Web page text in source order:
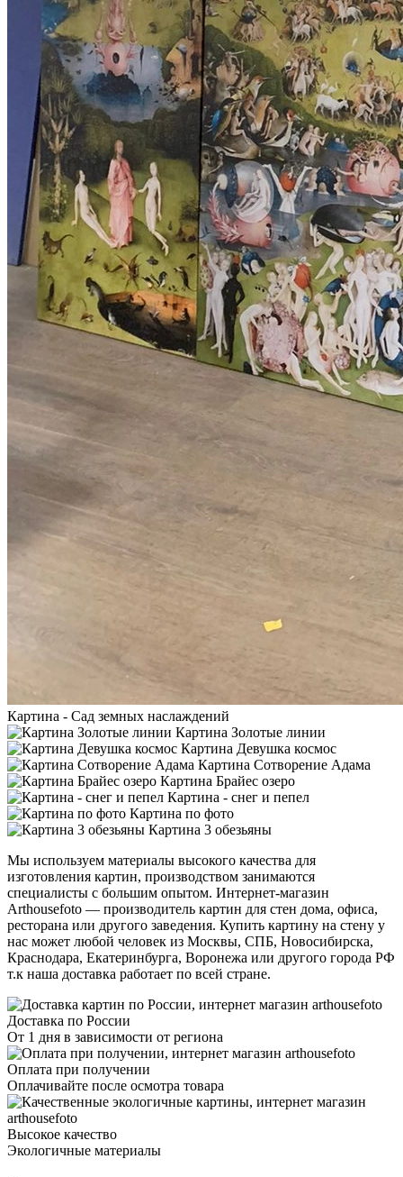
Картина - Сад земных наслаждений
Картина Золотые линии
Картина Девушка космос
Картина Сотворение Адама
Картина Брайес озеро
Картина - снег и пепел
Картина по фото
Картина 3 обезьяны
Мы используем материалы высокого качества для
изготовления картин, производством занимаются
специалисты с большим опытом. Интернет-магазин
Arthousefoto — производитель картин для стен дома, офиса,
ресторана или другого заведения. Купить картину на стену у
нас может любой человек из Москвы, СПБ, Новосибирска,
Краснодара, Екатеринбурга, Воронежа или другого города РФ
т.к наша доставка работает по всей стране.
Доставка по России
От 1 дня в зависимости от региона
Оплата при получении
Оплачивайте после осмотра товара
Высокое качество
Экологичные материалы